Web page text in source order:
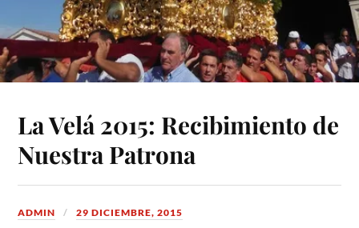
La Velá 2015: Recibimiento de
Nuestra Patrona
ADMIN 29 DICIEMBRE, 2015